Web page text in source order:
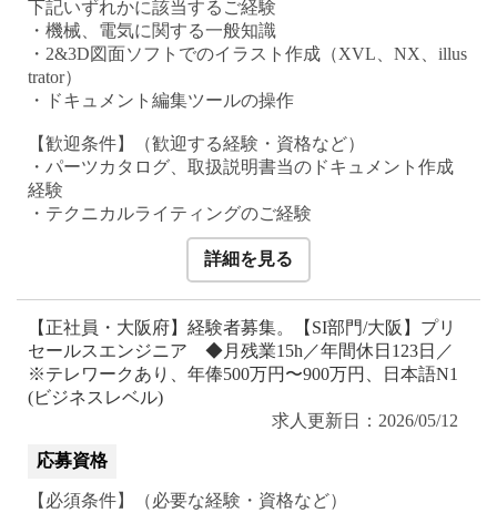
下記いずれかに該当するご経験
・機械、電気に関する一般知識
・2&3D図面ソフトでのイラスト作成（XVL、NX、illus
trator）
・ドキュメント編集ツールの操作
【歓迎条件】（歓迎する経験・資格など）
・パーツカタログ、取扱説明書当のドキュメント作成
経験
・テクニカルライティングのご経験
詳細を見る
【正社員・大阪府】経験者募集。【SI部門/大阪】プリ
セールスエンジニア ◆月残業15h／年間休日123日／
※テレワークあり、年俸500万円〜900万円、日本語N1
(ビジネスレベル)
求人更新日：2026/05/12
応募資格
【必須条件】（必要な経験・資格など）